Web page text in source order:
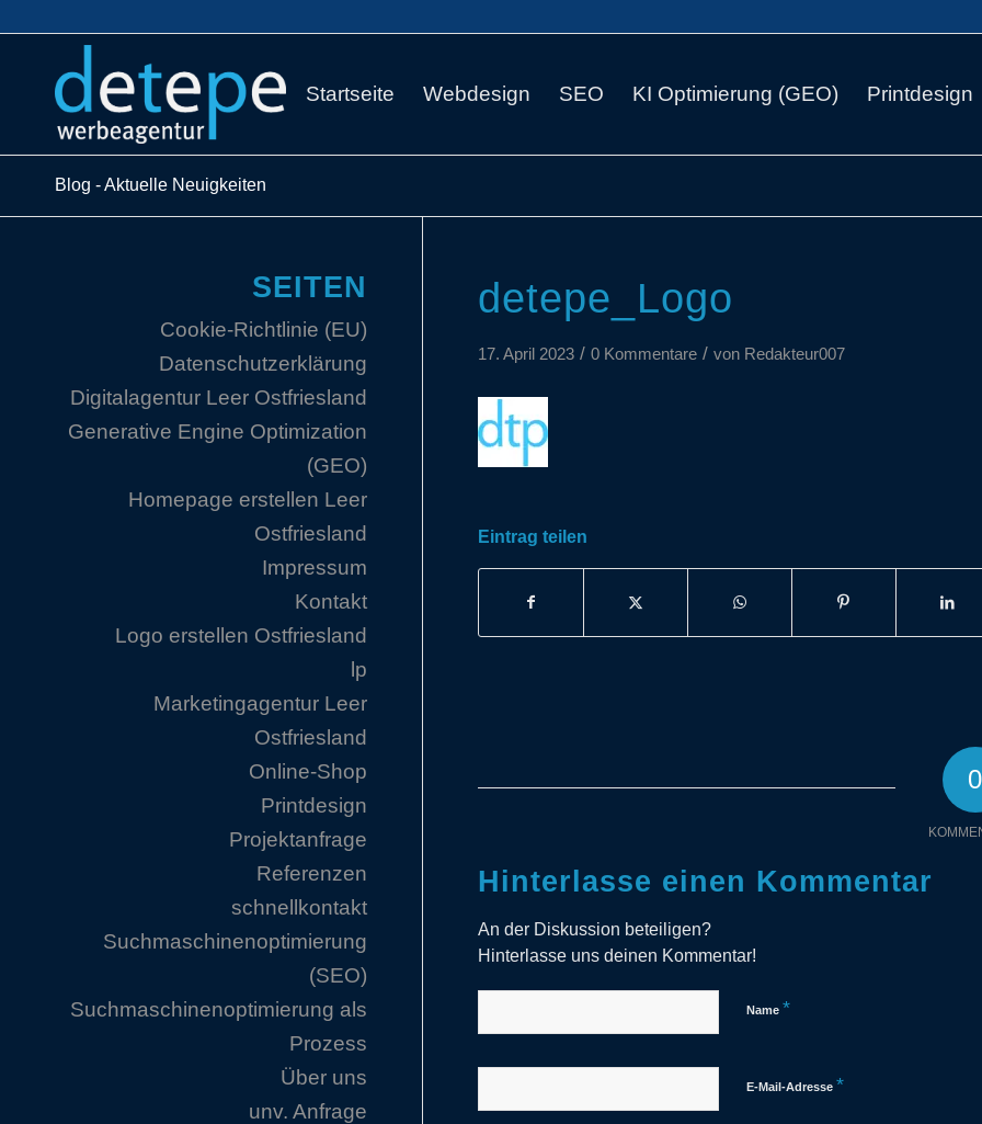
Startseite Webdesign SEO KI Optimierung (GEO) Printdesign
Blog - Aktuelle Neuigkeiten
detepe_Logo
17. April 2023 / 0 Kommentare / von Redakteur007
Eintrag teilen
0
Hinterlasse einen Kommentar
An der Diskussion beteiligen?
Hinterlasse uns deinen Kommentar!
Name *
E-Mail-Adresse *
SEITEN
Cookie-Richtlinie (EU)
Datenschutzerklärung
Digitalagentur Leer Ostfriesland
Generative Engine Optimization
(GEO)
Homepage erstellen Leer
Ostfriesland
Impressum
Kontakt
Logo erstellen Ostfriesland
lp
Marketingagentur Leer
Ostfriesland
Online-Shop
Printdesign
Projektanfrage
Referenzen
schnellkontakt
Suchmaschinenoptimierung
(SEO)
Suchmaschinenoptimierung als
Prozess
Über uns
unv. Anfrage